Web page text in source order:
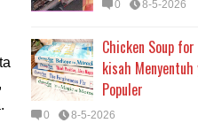
0 8-5-2026
Chicken Soup
kisah Menyentuh
Populer
0 8-5-2026